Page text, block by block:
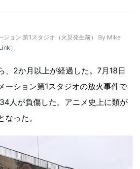
ション 第1スタジオ（火災発生前） By Mike
）
、2か月以上が経過した。7月18日
ーション第1スタジオの放火事件で
人が負傷した。アニメ史上に類が
った。